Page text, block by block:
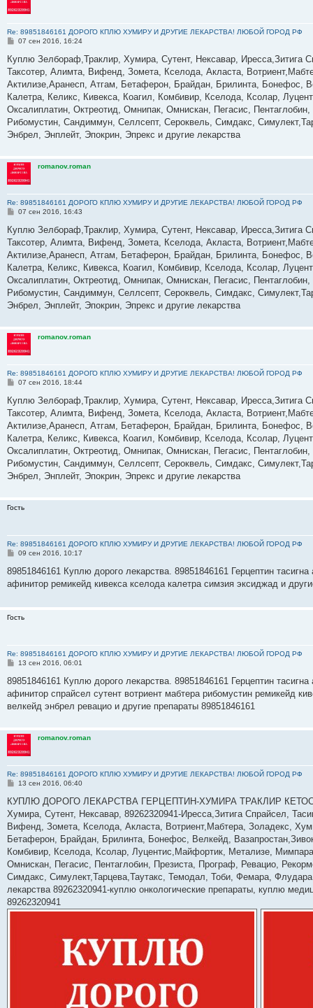
Re: 89851846161 ДОРОГО КПЛЮ ХУМИРУ И ДРУГИЕ ЛЕКАРСТВА! ЛЮБОЙ ГОРОД РФ
С
о
б
щ
е
и
е
07 сен 2016, 16:24
Куплю Зелбораф,Траклир, Хумира, Сутент, Нексавар, Иресса,Зитига
Таксотер, Алимта, Вифенд, Зомета, Кселода, Акласта,
Актилизе,Аранесп, Атгам, Бетаферон, Брайдан, Брилинта, Бонефос,
Калетра, Келикс, Кивекса, Коагил, Комбивир, Кселода, Ксолар,
Оксалиплатин, Октреотид, Омнипак, Омнискан, Пегасис,
Рибомустин, Сандиммун, Селлсепт, Сероквель, Симдакс,
Энбрел, Энплейт, Эпокрин, Эпрекс и другие лекарства
romanov.roman
Re: 89851846161 ДОРОГО КПЛЮ ХУМИРУ И ДРУГИЕ ЛЕКАРСТВА! ЛЮБОЙ ГОРОД РФ
С
о
б
щ
е
и
е
07 сен 2016, 16:43
Куплю Зелбораф,Траклир, Хумира, Сутент, Нексавар, Иресса,Зитига
Таксотер, Алимта, Вифенд, Зомета, Кселода, Акласта,
Актилизе,Аранесп, Атгам, Бетаферон, Брайдан, Брилинта, Бонефос,
Калетра, Келикс, Кивекса, Коагил, Комбивир, Кселода, Ксолар,
Оксалиплатин, Октреотид, Омнипак, Омнискан, Пегасис,
Рибомустин, Сандиммун, Селлсепт, Сероквель, Симдакс,
Энбрел, Энплейт, Эпокрин, Эпрекс и другие лекарства
romanov.roman
Re: 89851846161 ДОРОГО КПЛЮ ХУМИРУ И ДРУГИЕ ЛЕКАРСТВА! ЛЮБОЙ ГОРОД РФ
С
о
б
щ
е
и
е
07 сен 2016, 18:44
Куплю Зелбораф,Траклир, Хумира, Сутент, Нексавар, Иресса,Зитига
Таксотер, Алимта, Вифенд, Зомета, Кселода, Акласта,
Актилизе,Аранесп, Атгам, Бетаферон, Брайдан, Брилинта, Бонефос,
Калетра, Келикс, Кивекса, Коагил, Комбивир, Кселода, Ксолар,
Оксалиплатин, Октреотид, Омнипак, Омнискан, Пегасис,
Рибомустин, Сандиммун, Селлсепт, Сероквель, Симдакс,
Энбрел, Энплейт, Эпокрин, Эпрекс и другие лекарства
Гость
Re: 89851846161 ДОРОГО КПЛЮ ХУМИРУ И ДРУГИЕ ЛЕКАРСТВА! ЛЮБОЙ ГОРОД РФ
С
о
щ
е
09 сен 2016, 10:17
89851846161 Куплю дорого лекарства. 89851846161 Герцептин
афинитор ремикейд кивекса кселода калетра симзия эксиджад и
Гость
Re: 89851846161 ДОРОГО КПЛЮ ХУМИРУ И ДРУГИЕ ЛЕКАРСТВА! ЛЮБОЙ ГОРОД РФ
С
о
щ
е
е
13 сен 2016, 06:01
89851846161 Куплю дорого лекарства. 89851846161 Герцептин
афинитор спрайсел сутент вотриент мабтера рибомустин ремикейд
велкейд энбрел ревацио и другие препараты 89851846161
romanov.roman
Re: 89851846161 ДОРОГО КПЛЮ ХУМИРУ И ДРУГИЕ ЛЕКАРСТВА! ЛЮБОЙ ГОРОД РФ
С
о
щ
е
и
е
13 сен 2016, 06:40
КУПЛЮ ДОРОГО ЛЕКАРСТВА ГЕРЦЕПТИН-ХУМИРА ТРАКЛИР
Хумира, Сутент, Нексавар, 89262320941-Иресса,Зитига Спрайсел,
Вифенд, Зомета, Кселода, Акласта, Вотриент,Мабтера, Золадекс,
Бетаферон, Брайдан, Брилинта, Бонефос, Велкейд,
Комбивир, Кселода, Ксолар, Луцентис,Майфортик, Метализе,
Омнискан, Пегасис, Пентаглобин, Презиста, Програф, Ревацио,
Симдакс, Симулект,Тарцева,Таутакс, Темодал, Тоби, Фемара,
лекарства 89262320941-куплю онкологические препараты, куплю
89262320941